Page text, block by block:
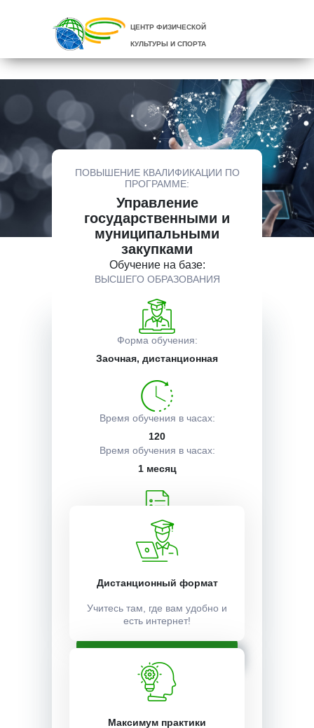
ЦЕНТР ФИЗИЧЕСКОЙ
КУЛЬТУРЫ И СПОРТА
ПОВЫШЕНИЕ КВАЛИФИКАЦИИ ПО
ПРОГРАММЕ:
Управление
государственными и
муниципальными
закупками
Обучение на базе:
ВЫСШЕГО ОБРАЗОВАНИЯ
Форма обучения:
Заочная, дистанционная
Время обучения в часах:
120
Время обучения в часах:
1 месяц
Учебный план:
Получить
3000 ₽
Записаться
Описание курса
Получаемые документы
Условия поступления
Дистанционный формат
Учитесь там, где вам удобно и
есть интернет!
Максимум практики